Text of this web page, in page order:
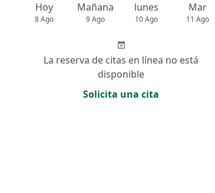
Hoy
8 Ago
Mañana
9 Ago
lunes
10 Ago
Mar
11 Ago
La reserva de citas en línea no está
disponible
Solicita una cita